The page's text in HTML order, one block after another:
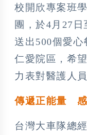
校開欣專案班
團，於4月27
送出500個愛
仁愛院區，希
力表對醫護人
傳遞正能量 感
台灣大車隊總